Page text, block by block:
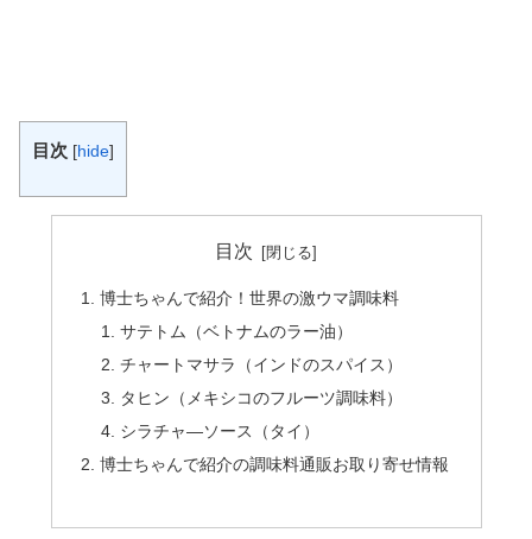
目次 [hide]
目次
博士ちゃんで紹介！世界の激ウマ調味料
サテトム（ベトナムのラー油）
チャートマサラ（インドのスパイス）
タヒン（メキシコのフルーツ調味料）
シラチャ―ソース（タイ）
博士ちゃんで紹介の調味料通販お取り寄せ情報